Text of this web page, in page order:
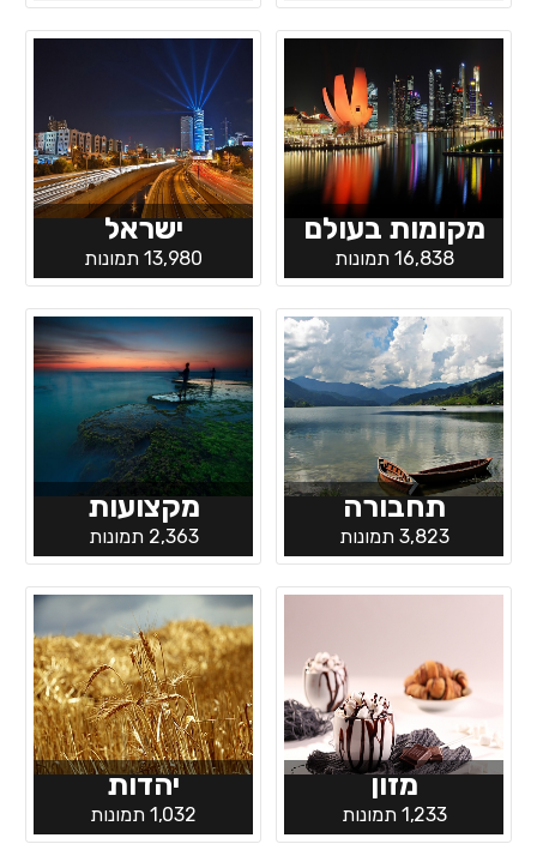
מקומות בעולם
16,838 תמונות
ישראל
13,980 תמונות
תחבורה
3,823 תמונות
מקצועות
2,363 תמונות
מזון
1,233 תמונות
יהדות
1,032 תמונות